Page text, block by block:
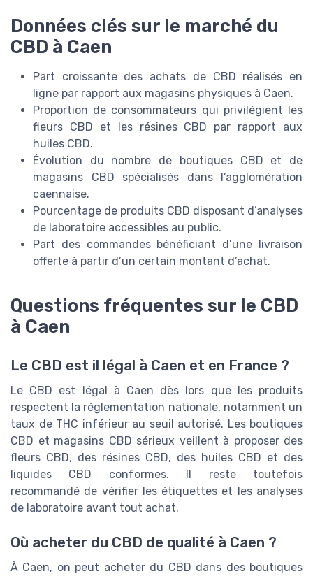
Données clés sur le marché du
CBD à Caen
Part croissante des achats de CBD réalisés en
ligne par rapport aux magasins physiques à Caen.
Proportion de consommateurs qui privilégient les
fleurs CBD et les résines CBD par rapport aux
huiles CBD.
Évolution du nombre de boutiques CBD et de
magasins CBD spécialisés dans l’agglomération
caennaise.
Pourcentage de produits CBD disposant d’analyses
de laboratoire accessibles au public.
Part des commandes bénéficiant d’une livraison
offerte à partir d’un certain montant d’achat.
Questions fréquentes sur le CBD
à Caen
Le CBD est il légal à Caen et en France ?
Le CBD est légal à Caen dès lors que les produits
respectent la réglementation nationale, notamment un
taux de THC inférieur au seuil autorisé. Les boutiques
CBD et magasins CBD sérieux veillent à proposer des
fleurs CBD, des résines CBD, des huiles CBD et des
liquides CBD conformes. Il reste toutefois
recommandé de vérifier les étiquettes et les analyses
de laboratoire avant tout achat.
Où acheter du CBD de qualité à Caen ?
À Caen, on peut acheter du CBD dans des boutiques